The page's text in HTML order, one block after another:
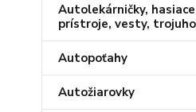
Autolekárničky, hasiace
prístroje, vesty,
Autopoťahy
Autožiarovky